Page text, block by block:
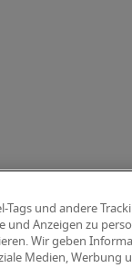
Tags und andere
und Anzeigen zu
Wir geben
Medien, Werbung